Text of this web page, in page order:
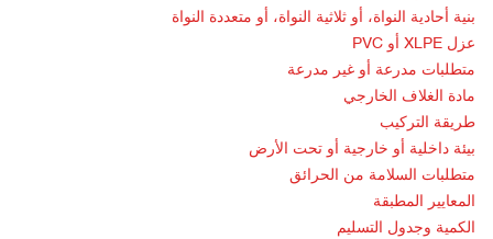
بنية أحادية النواة، أو ثلاثية النواة، أو متعددة النواة
عزل XLPE أو PVC
متطلبات مدرعة أو غير مدرعة
مادة الغلاف الخارجي
طريقة التركيب
بيئة داخلية أو خارجية أو تحت الأرض
متطلبات السلامة من الحرائق
المعايير المطبقة
الكمية وجدول التسليم